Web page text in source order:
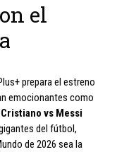
el
prepara el estreno
emocionantes como
vs Messi
del fútbol,
de 2026 sea la